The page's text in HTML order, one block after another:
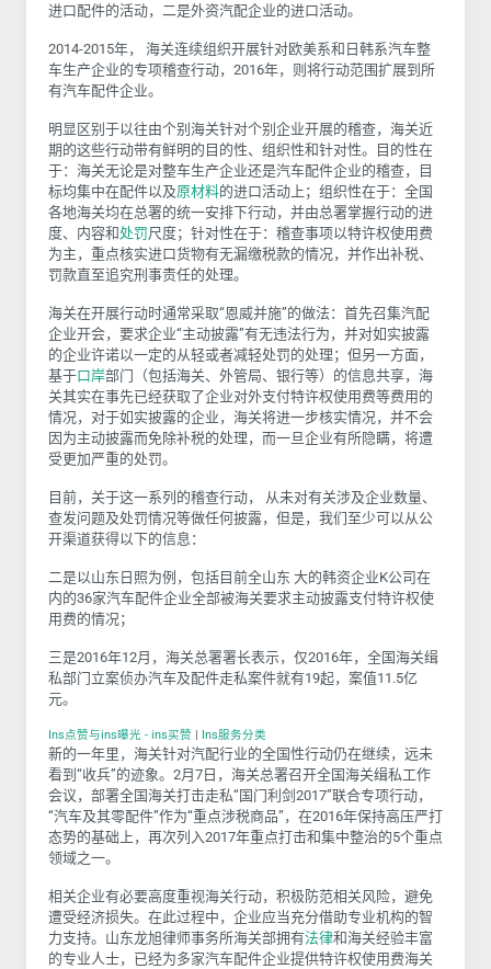
进口配件的活动，二是外资汽配企业的进口活动。
2014-2015年， 海关连续组织开展针对欧美系和日韩系汽车整
车生产企业的专项稽查行动，2016年，则将行动范围扩展到所
有汽车配件企业。
明显区别于以往由个别海关针对个别企业开展的稽查，海关近
期的这些行动带有鲜明的目的性、组织性和针对性。目的性在
于：海关无论是对整车生产企业还是汽车配件企业的稽查，目
标均集中在配件以及原材料的进口活动上；组织性在于：全国
各地海关均在总署的统一安排下行动，并由总署掌握行动的进
度、内容和处罚尺度；针对性在于：稽查事项以特许权使用费
为主，重点核实进口货物有无漏缴税款的情况，并作出补税、
罚款直至追究刑事责任的处理。
海关在开展行动时通常采取“恩威并施”的做法：首先召集汽配
企业开会，要求企业“主动披露”有无违法行为，并对如实披露
的企业许诺以一定的从轻或者减轻处罚的处理；但另一方面，
基于口岸部门（包括海关、外管局、银行等）的信息共享，海
关其实在事先已经获取了企业对外支付特许权使用费等费用的
情况，对于如实披露的企业，海关将进一步核实情况，并不会
因为主动披露而免除补税的处理，而一旦企业有所隐瞒，将遭
受更加严重的处罚。
目前，关于这一系列的稽查行动， 从未对有关涉及企业数量、
查发问题及处罚情况等做任何披露，但是，我们至少可以从公
开渠道获得以下的信息：
二是以山东日照为例，包括目前全山东 大的韩资企业K公司在
内的36家汽车配件企业全部被海关要求主动披露支付特许权使
用费的情况；
三是2016年12月，海关总署署长表示，仅2016年，全国海关缉
私部门立案侦办汽车及配件走私案件就有19起，案值11.5亿
元。
Ins点赞与ins曝光 - ins买赞 Ins服务分类
新的一年里，海关针对汽配行业的全国性行动仍在继续，远未
看到“收兵”的迹象。2月7日，海关总署召开全国海关缉私工作
会议，部署全国海关打击走私“国门利剑2017”联合专项行动，
“汽车及其零配件”作为“重点涉税商品”，在2016年保持高压严打
态势的基础上，再次列入2017年重点打击和集中整治的5个重点
领域之一。
相关企业有必要高度重视海关行动，积极防范相关风险，避免
遭受经济损失。在此过程中，企业应当充分借助专业机构的智
力支持。山东龙旭律师事务所海关部拥有法律和海关经验丰富
的专业人士，已经为多家汽车配件企业提供特许权使用费海关